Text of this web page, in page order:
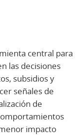
central para
las decisiones
subsidios y
señales de
de
impacto